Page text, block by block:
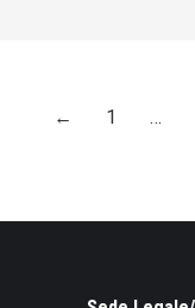
← 1 …